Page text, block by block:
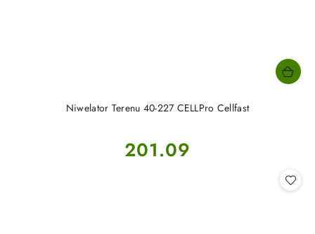
Niwelator Terenu 40-227 CELLPro Cellfast
Cena:
201.09